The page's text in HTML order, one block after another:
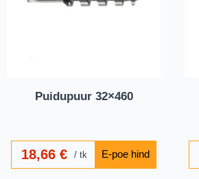
Puidupuur 32×460
18,66 € tk